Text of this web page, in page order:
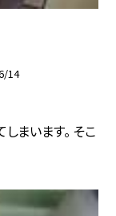
14
まいます。 そこ